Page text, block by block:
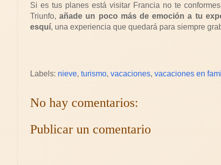
Si es tus planes está visitar Francia no te
Triunfo,añade un poco más de emoción a tu
esquí, una experiencia que quedará para siempre
Labels: nieve, turismo, vacaciones, vacaciones en
No hay comentarios:
Publicar un comentario